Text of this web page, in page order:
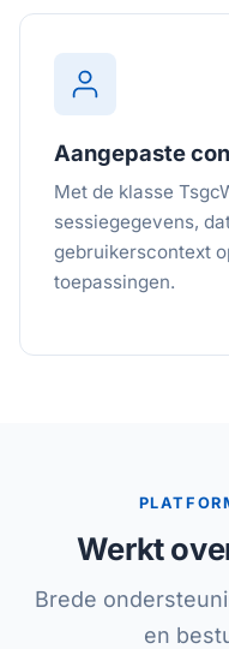
Aangepaste
Met de klasse
sessiegegevens,
gebruikerscontext
toepassingen.
Werkt
Brede
en